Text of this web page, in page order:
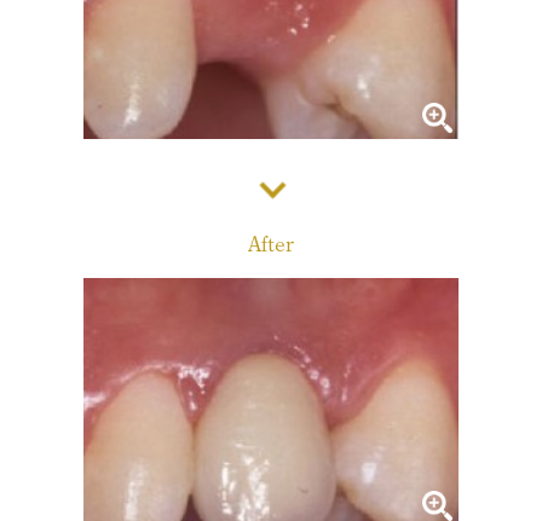
インプラント/骨増生
治療の流れ、当院でのポイント
症例集
歯列矯正/インビザライン
矯正治療とは？
サポート
After